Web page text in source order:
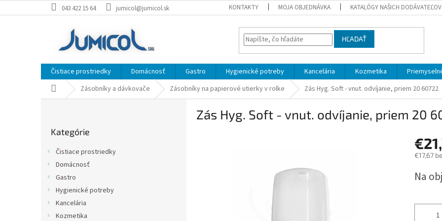
na
043 422 15 64 jumicol@jumicol.sk KONTAKTY MOJA OBJEDNÁVKA KATALÓGY NAŠICH DODÁVATEĽOV
HĽADAŤ
Čistiace prostriedky Domácnosť Gastro Hygienické potreby Kancelária Kozmetika
Domov Zásobníky a dávkovače Zásobníky na papierové utierky v rolke Zás Hyg. Soft - vnut. odvíjanie, priem 20 60722
kategórie
Kategórie
Čistiace prostriedky
Domácnosť
Gastro
Hygienické potreby
Kancelária
Kozmetika
Zás Hyg. Soft - vnut. odvíjanie, priem 20
€17,67
cena:
Na